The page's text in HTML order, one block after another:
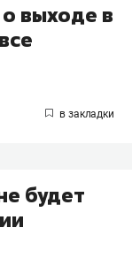
выходе в
будет